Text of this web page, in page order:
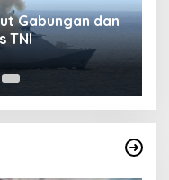
Gabungan dan
TNI